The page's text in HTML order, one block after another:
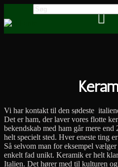
Vi har kontakt til den sødeste
Det er ham, der laver vores flotte
bekendskab med ham går mere
helt specielt sted. Hver eneste ting
Så selvom man for eksempel
enkelt fad unikt. Keramik er helt
Italien. Det hører med til kulturen